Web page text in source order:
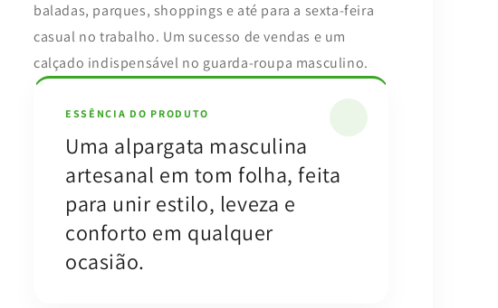
baladas, parques, shoppings e até para a sexta-feira
casual no trabalho. Um sucesso de vendas e um
calçado indispensável no guarda-roupa masculino.
ESSÊNCIA DO PRODUTO
Uma alpargata masculina
artesanal em tom folha, feita
para unir estilo, leveza e
conforto em qualquer
ocasião.